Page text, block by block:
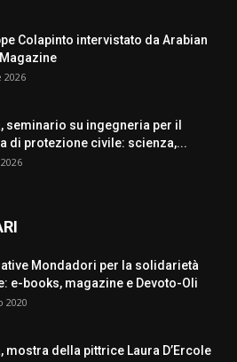
Colapinto intervistato da Arabian
2026
seminario su ingegneria per il
di protezione civile: scienza,...
Mondadori per la solidarietà
e-books, magazine e Devoto-Oli
2020
mostra della pittrice Laura D’Ercole